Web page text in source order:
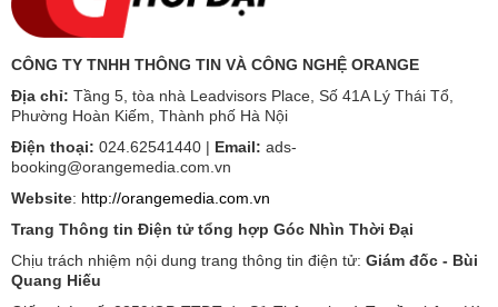
CÔNG TY TNHH THÔNG TIN VÀ CÔNG NGHỆ ORANGE
Địa chỉ: Tầng 5, tòa nhà Leadvisors Place, Số 41A Lý Thái Tổ,
Phường Hoàn Kiếm, Thành phố Hà Nội
Điện thoại: 024.62541440 | Email: ads-
booking@orangemedia.com.vn
Website: http://orangemedia.com.vn
Trang Thông tin Điện tử tổng hợp Góc Nhìn Thời Đại
Chịu trách nhiệm nội dung trang thông tin điện tử: Giám đốc - Bùi
Quang Hiếu